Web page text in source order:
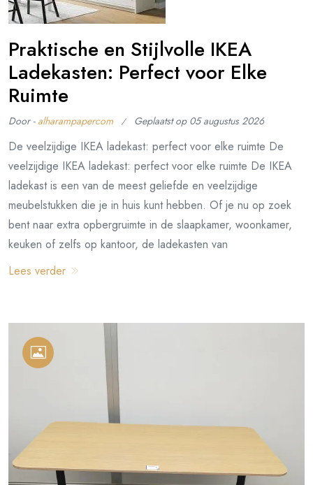
Praktische en Stijlvolle IKEA
Ladekasten: Perfect voor Elke
Ruimte
Door - alharampapercom Geplaatst op 05 augustus 2026
De veelzijdige IKEA ladekast: perfect voor elke ruimte De
veelzijdige IKEA ladekast: perfect voor elke ruimte De IKEA
ladekast is een van de meest geliefde en veelzijdige
meubelstukken die je in huis kunt hebben. Of je nu op zoek
bent naar extra opbergruimte in de slaapkamer, woonkamer,
keuken of zelfs op kantoor, de ladekasten van
Lees verder